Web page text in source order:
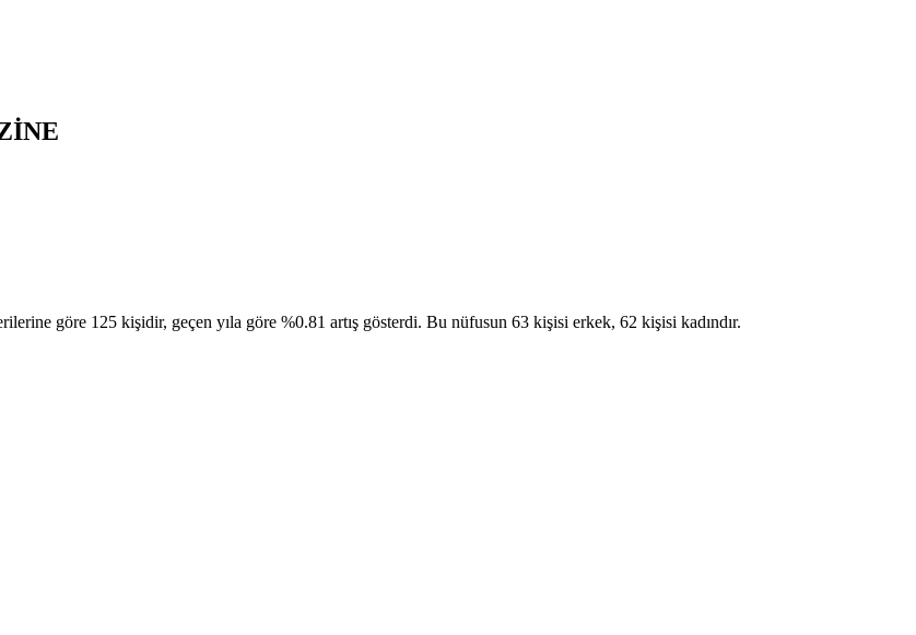
göre 125 kişidir, geçen yıla göre %0.81 artış gösterdi. Bu nüfusun 63 kişisi erkek, 62 kişisi kadındır.